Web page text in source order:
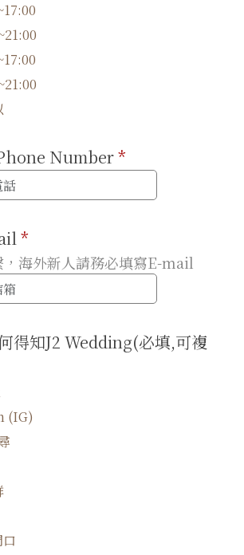
Number*
*
海外新人請務必填寫E-mail
得知J2 Wedding(必填,可複
(IG)